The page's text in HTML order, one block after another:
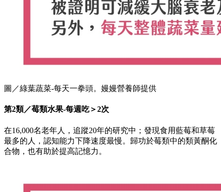
圖／綠葉蔬菜-每天一拳頭。嫚嫚營養師提供
第2類／莓類水果-每週吃＞2次
在16,000名老年人，追蹤20年的研究中；發現食用藍莓和草莓
最多的人，認知能力下降速度最慢。歸功於莓類中的類黃酮化
合物，也有助於提高記憶力。